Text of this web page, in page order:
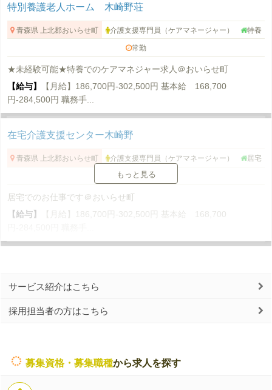
特別養護老人ホーム 木崎野荘
青森県 上北郡おいらせ町 介護支援専門員（ケアマネージャー） 特養
常勤
★未経験可能★特養でのケアマネジャー求人＠おいらせ町
【給与】
【月給】186,700円-302,500円 基本給 168,700
円-284,500円 職務手...
在宅介護支援センター木崎野
青森県 上北郡おいらせ町 介護支援専門員（ケアマネージャー） 居宅
常勤
居宅でのお仕事です＠おいらせ町
【給与】
【月給】186,700円-302,500円 基本給 168,700
もっと見る
サービス紹介はこちら
採用担当者の方はこちら
募集資格・募集職種から求人を探す